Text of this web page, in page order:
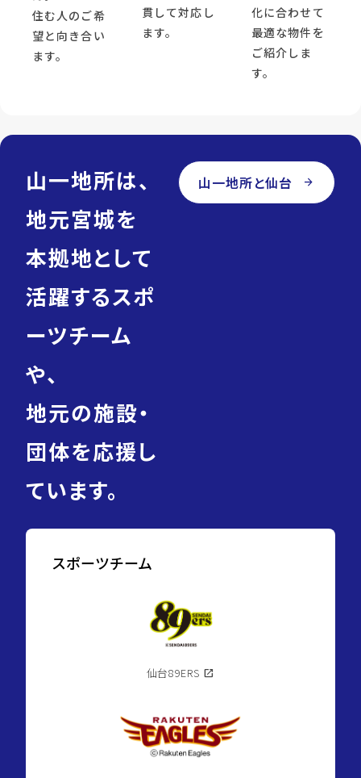
住む人のご希
望と向き合い
ます。
貫して対応し
ます。
化に合わせて
最適な物件を
ご紹介しま
す。
山一地所は、
地元宮城を
本拠地として
活躍するスポ
ーツチーム
や、
地元の施設・
団体を応援し
ています。
山一地所と仙台 arrow_forward
スポーツチーム
仙台89ERS open_in_new